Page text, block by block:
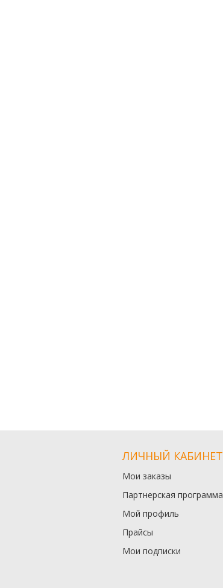
ЛИЧНЫЙ КАБИНЕТ
Мои заказы
Партнерская программа
Мой профиль
Прайсы
Мои подписки